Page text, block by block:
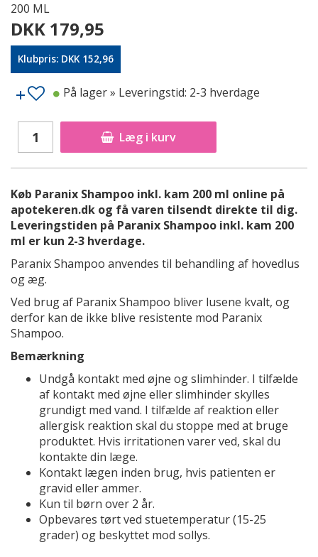
200 ML
DKK 179,95
Klubpris: DKK 152,96
Læg i kurv
På lager» Leveringstid: 2-3 hverdage
Køb Paranix Shampoo inkl. kam 200 ml online på
apotekeren.dk og få varen tilsendt direkte til dig.
Leveringstiden på Paranix Shampoo inkl. kam 200
ml er kun 2-3 hverdage.
Paranix Shampoo anvendes til behandling af hovedlus
og æg.
Ved brug af Paranix Shampoo bliver lusene kvalt, og
derfor kan de ikke blive resistente mod Paranix
Shampoo.
Bemærkning
Undgå kontakt med øjne og slimhinder. I tilfælde
af kontakt med øjne eller slimhinder skylles
grundigt med vand. I tilfælde af reaktion eller
allergisk reaktion skal du stoppe med at bruge
produktet. Hvis irritationen varer ved, skal du
kontakte din læge.
Kontakt lægen inden brug, hvis patienten er
gravid eller ammer.
Kun til børn over 2 år.
Opbevares tørt ved stuetemperatur (15-25
grader) og beskyttet mod sollys.